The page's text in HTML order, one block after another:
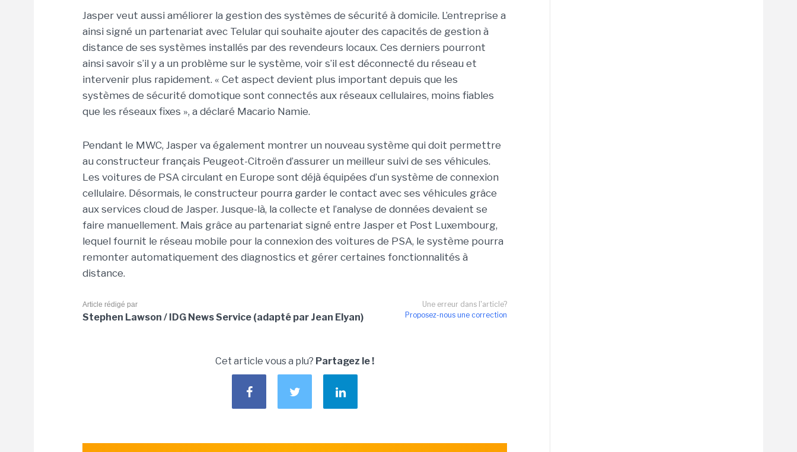
Jasper veut aussi améliorer la gestion des systèmes de sécurité à domicile. L’entreprise a
ainsi signé un partenariat avec Telular qui souhaite ajouter des capacités de gestion à
distance de ses systèmes installés par des revendeurs locaux. Ces derniers pourront
ainsi savoir s’il y a un problème sur le système, voir s’il est déconnecté du réseau et
intervenir plus rapidement. « Cet aspect devient plus important depuis que les
systèmes de sécurité domotique sont connectés aux réseaux cellulaires, moins fiables
que les réseaux fixes », a déclaré Macario Namie.
Pendant le MWC, Jasper va également montrer un nouveau système qui doit permettre
au constructeur français Peugeot-Citroën d’assurer un meilleur suivi de ses véhicules.
Les voitures de PSA circulant en Europe sont déjà équipées d’un système de connexion
cellulaire. Désormais, le constructeur pourra garder le contact avec ses véhicules grâce
aux services cloud de Jasper. Jusque-là, la collecte et l’analyse de données devaient se
faire manuellement. Mais grâce au partenariat signé entre Jasper et Post Luxembourg,
lequel fournit le réseau mobile pour la connexion des voitures de PSA, le système pourra
remonter automatiquement des diagnostics et gérer certaines fonctionnalités à
distance.
Une erreur dans l'article?
Proposez-nous une correction
Article rédigé par
Stephen Lawson / IDG News Service (adapté par Jean Elyan)
Cet article vous a plu? Partagez le !